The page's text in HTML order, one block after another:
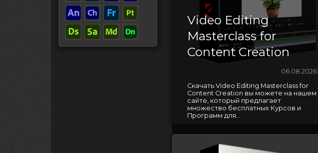
Video Editing
Masterclass for
Content Creation
06.08.2026
Скачать Video Editing Masterclass for
Content Creation вы можете на нашем
сайте, который предлагает
множество бесплатных Курсов и
Программ для...